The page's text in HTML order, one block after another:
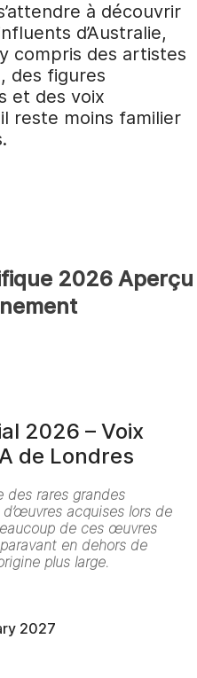
à découvrir
d’Australie,
compris des artistes
des figures
et des voix
reste moins familier
2026 Aperçu
2026 – Voix
de Londres
des rares grandes
acquises lors de
de ces œuvres
en dehors de
plus large.
2027